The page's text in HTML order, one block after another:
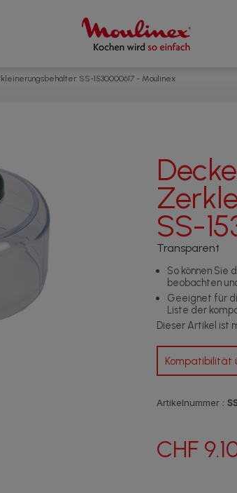
SS-1530000617 - Moulinex
SS-
Transparent
So können Sie
beobachten
Geeignet für
Liste der
Dieser Artikel ist
Kompatibilität
Artikelnummer :
CHF